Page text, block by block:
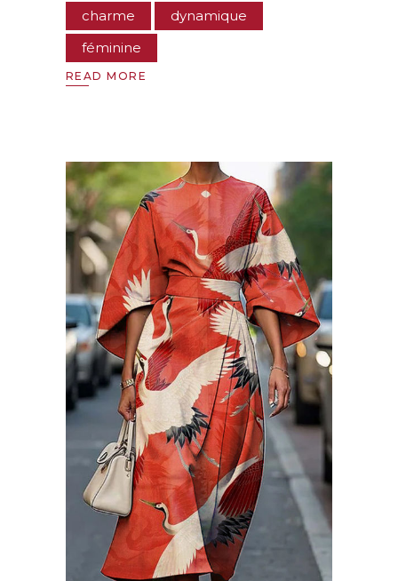
charme
dynamique
féminine
READ MORE